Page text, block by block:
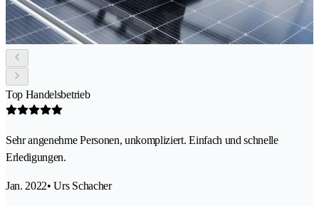
Top Handelsbetrieb
Sehr angenehme Personen, unkompliziert. Einfach und schnelle
Erledigungen.
Jan. 2022• Urs Schacher